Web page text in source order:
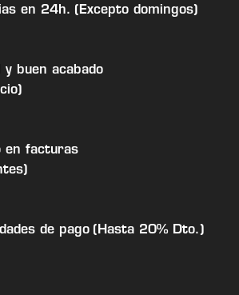
en 24h. (Excepto domingos)
y buen acabado
en facturas
de pago (Hasta 20% Dto.)